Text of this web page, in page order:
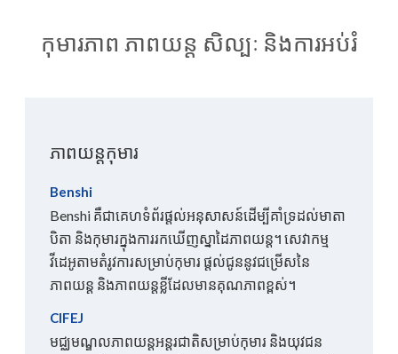
កុមារភាព ភាពយន្ត សិល្បៈ និងការអប់រំ
ភាពយន្តកុមារ
Benshi
Benshi គឺ​ជា​គេហទំព័រ​ផ្តល់​អនុសាសន៍​ដើម្បី​គាំទ្រ​ដល់​មាតា
បិតា និង​កុមារ​ក្នុង​ការ​រក​ឃើញ​ស្នាដៃ​ភាពយន្ត។ សេវាកម្ម
វីដេអូតាមតំរូវការសម្រាប់កុមារ ផ្តល់ជូននូវជម្រើសនៃ
ភាពយន្ត និងភាពយន្តខ្លីដែលមានគុណភាពខ្ពស់។
CIFEJ
មជ្ឈមណ្ឌលភាពយន្តអន្តរជាតិសម្រាប់កុមារ និងយុវជន